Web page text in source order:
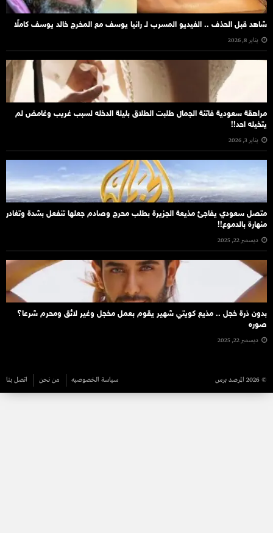
شاهد قبل الحذف .. الفيديو المسرب لـ رانيا يوسف مع المخرج خالد يوسف كاملًا
يناير 8, 2026
مراهقة سعودية فاتنة الجمال طلبت الطلاق بليلة الدخله لسبب غريب وغامض لم
يتخيله احد!!
يناير 3, 2026
متصل سعودي يفاجئ مذيعة الجزيرة بطلب محرج وصادم جعلها تنفعل بشدة وتغادر
منهارة بالدموع!!
ديسمبر 22, 2025
بدون ذرة خجل .. مذيع كويتي شهير يقوم بعمل مخجل وغير لائق ومحرم شرعا؟
صوره
ديسمبر 22, 2025
© 2026 المرصد برس سياسة الخصوصيه من نحن اتصل بنا